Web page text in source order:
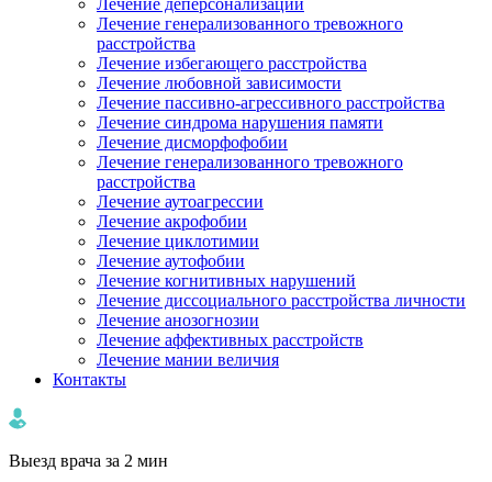
Лечение деперсонализации
Лечение генерализованного тревожного
расстройства
Лечение избегающего расстройства
Лечение любовной зависимости
Лечение пассивно-агрессивного расстройства
Лечение синдрома нарушения памяти
Лечение дисморфофобии
Лечение генерализованного тревожного
расстройства
Лечение аутоагрессии
Лечение акрофобии
Лечение циклотимии
Лечение аутофобии
Лечение когнитивных нарушений
Лечение диссоциального расстройства личности
Лечение анозогнозии
Лечение аффективных расстройств
Лечение мании величия
Контакты
Выезд врача за 2 мин